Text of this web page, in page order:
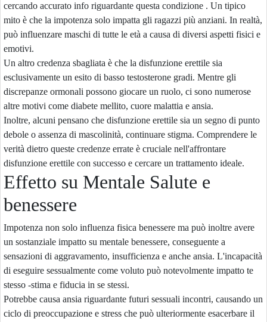
cercando accurato info riguardante questa condizione . Un tipico
mito è che la impotenza solo impatta gli ragazzi più anziani. In realtà,
può influenzare maschi di tutte le età a causa di diversi aspetti fisici e
emotivi.
Un altro credenza sbagliata è che la disfunzione erettile sia
esclusivamente un esito di basso testosterone gradi. Mentre gli
discrepanze ormonali possono giocare un ruolo, ci sono numerose
altre motivi come diabete mellito, cuore malattia e ansia.
Inoltre, alcuni pensano che disfunzione erettile sia un segno di punto
debole o assenza di mascolinità, continuare stigma. Comprendere le
verità dietro queste credenze errate è cruciale nell'affrontare
disfunzione erettile con successo e cercare un trattamento ideale.
Effetto su Mentale Salute e
benessere
Impotenza non solo influenza fisica benessere ma può inoltre avere
un sostanziale impatto su mentale benessere, conseguente a
sensazioni di aggravamento, insufficienza e anche ansia. L'incapacità
di eseguire sessualmente come voluto può notevolmente impatto te
stesso -stima e fiducia in se stessi.
Potrebbe causa ansia riguardante futuri sessuali incontri, causando un
ciclo di preoccupazione e stress che può ulteriormente esacerbare il